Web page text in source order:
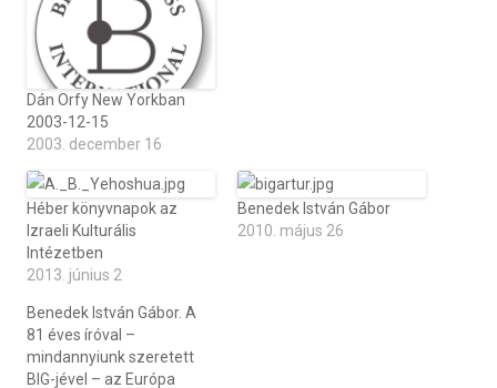
Dán Orfy New Yorkban
2003-12-15
2003. december 16
Héber könyvnapok az
Izraeli Kulturális
Intézetben
2013. június 2
Benedek István Gábor
2010. május 26
Benedek István Gábor. A
81 éves íróval –
mindannyiunk szeretett
BIG-jével – az Európa